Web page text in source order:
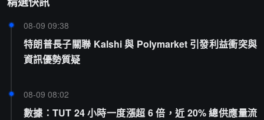
08-09 09:38
特朗普長子關聯 Kalshi 與 Polymarket 引發利益衝突與
資訊優勢質疑
08-09 08:02
數據：TUT 24 小時一度漲超 6 倍，近 20% 總供應量流